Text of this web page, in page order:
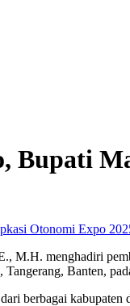
Bupati
M.H. menghadiri
Banten,
berbagai